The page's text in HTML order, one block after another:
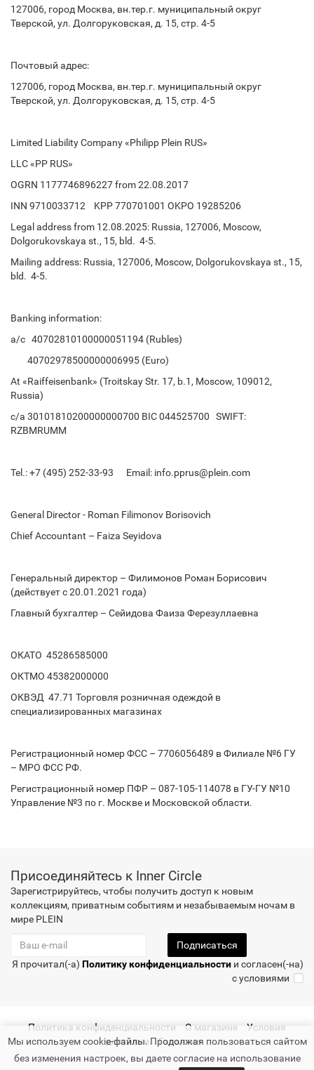
127006, город Москва, вн.тер.г. муниципальный округ
Тверской, ул. Долгоруковская, д. 15, стр. 4-5
Почтовый адрес:
127006, город Москва, вн.тер.г. муниципальный округ
Тверской, ул. Долгоруковская, д. 15, стр. 4-5
Limited Liability Company «Philipp Plein RUS»
LLC «PP RUS»
OGRN 1177746896227 from 22.08.2017
INN 9710033712 KPP 770701001 OKPO 19285206
Legal address from 12.08.2025: Russia, 127006, Moscow,
Dolgorukovskaya st., 15, bld. 4-5.
Mailing address: Russia, 127006, Moscow, Dolgorukovskaya st., 15,
bld. 4-5.
Banking information:
a/с 40702810100000051194 (Rubles)
40702978500000006995 (Euro)
At «Raiffeisenbank» (Troitskay Str. 17, b.1, Moscow, 109012,
Russia)
c/a 30101810200000000700 BIC 044525700 SWIFT:
RZBMRUMM
Tel.: +7 (495) 252-33-93 Email: info.pprus@plein.com
General Director - Roman Filimonov Borisovich
Chief Accountant – Faiza Seyidova
Генеральный директор – Филимонов Роман Борисович
(действует с 20.01.2021 года)
Главный бухгалтер – Сейидова Фаиза Ферезуллаевна
ОКАТО 45286585000
ОКТМО 45382000000
ОКВЭД 47.71 Торговля розничная одеждой в
специализированных магазинах
Регистрационный номер ФСС – 7706056489 в Филиале №6 ГУ
– МРО ФСС РФ.
Регистрационный номер ПФР – 087-105-114078 в ГУ-ГУ №10
Управление №3 по г. Москве и Московской области.
Присоединяйтесь к Inner Circle
Зарегистрируйтесь, чтобы получить доступ к новым
коллекциям, приватным событиям и незабываемым ночам в
мире PLEIN
Подписаться
Я прочитал(-а) Политику конфиденциальности и согласен(-на)
с условиями
Политика конфиденциальности О магазине
Условия
доставки
Гарантия
Мы используем cookie-файлы. Продолжая пользоваться сайтом
без изменения настроек, вы даете согласие на использование